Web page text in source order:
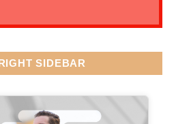
SIDEBAR